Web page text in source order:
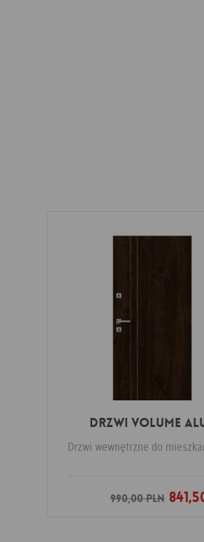
Drzwi VOLUME
Drzwi wewnętrzne do
990,00 PLN
Dodaj do